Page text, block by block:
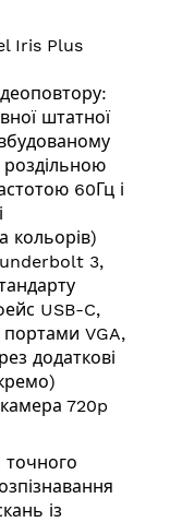
Iris Plus
штатної
роздільною
60Гц і
кольорів)
3,
USB-C,
портами VGA,
додаткові
720p
точного
із